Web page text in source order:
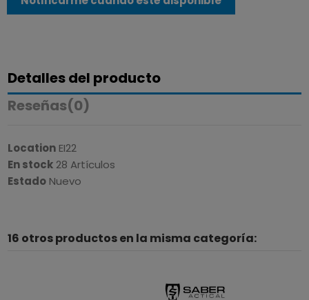
Detalles del producto
Reseñas(0)
Location EI22
En stock 28 Artículos
Estado Nuevo
16 otros productos en la misma categoría: